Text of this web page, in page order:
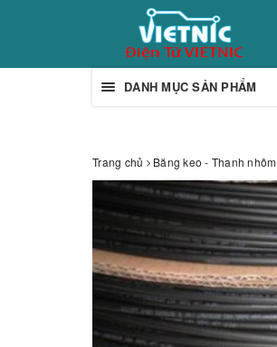
DANH MỤC SẢN PHẨM
Trang chủ Băng keo - Thanh nhôm